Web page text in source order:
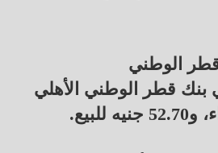
الوطني
قطر الوطني الأهلي